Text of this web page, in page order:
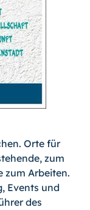
Orte für
zum
zum Arbeiten.
Events und
des